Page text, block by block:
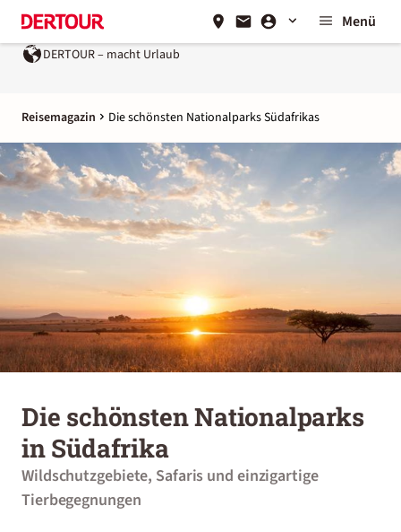
Menü
DERTOUR – macht Urlaub
Reisemagazin Die schönsten Nationalparks Südafrikas
Die schönsten Nationalparks
in Südafrika
Wildschutzgebiete, Safaris und einzigartige
Tierbegegnungen